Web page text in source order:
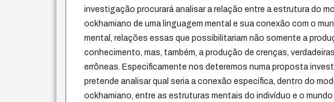
investigação procurará analisar a relação entre a estrutura do
ockhamiano de uma linguagem mental e sua conexão com o
mental, relações essas que possibilitariam não somente a
conhecimento, mas, também, a produção de crenças,
errôneas. Especificamente nos deteremos numa proposta
pretende analisar qual seria a conexão específica, dentro do
ockhamiano, entre as estruturas mentais do indivíduo e o